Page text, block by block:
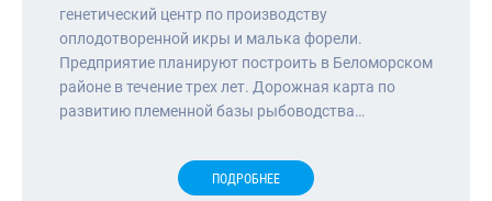
генетический центр по производству
оплодотворенной икры и малька форели.
Предприятие планируют построить в Беломорском
районе в течение трех лет. Дорожная карта по
развитию племенной базы рыбоводства…
ПОДРОБНЕЕ